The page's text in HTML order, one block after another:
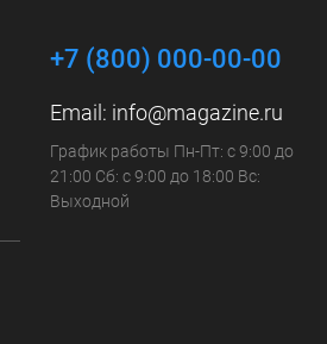
+7 (800) 000-00-00
Email: info@magazine.ru
График работы Пн-Пт: с 9:00 до
21:00 Сб: с 9:00 до 18:00 Вс:
Выходной